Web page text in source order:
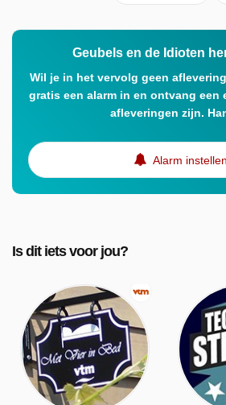
waaronder Karen Daemen, Tom
Geubels en de Idioten
Wil je in het vervolg geen
gratis een alarm in en ontvang een
afleveringen zijn.
Alarm instellen
Is dit iets voor jou?